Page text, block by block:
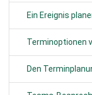
Ein Ereignis
Terminoptionen
Den